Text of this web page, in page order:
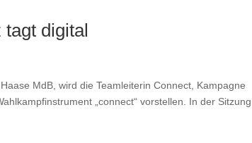
digital
MdB, wird die Teamleiterin Connect, Kampagne
„connect“ vorstellen. In der Sitzung